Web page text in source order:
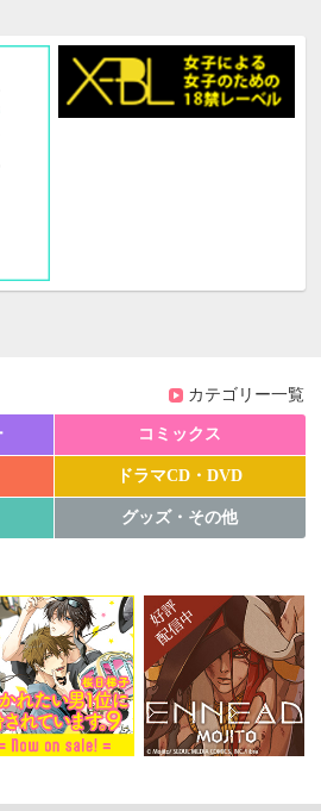
カテゴリー一覧
コミックス
ドラマCD・DVD
グッズ・その他